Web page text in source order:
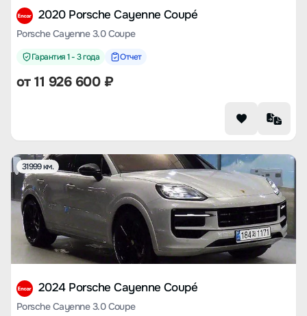
2020 Porsche Cayenne Coupé
Porsche Cayenne 3.0 Coupe
Гарантия 1 - 3 года Отчет
от11 926 600₽
31999 км.
2024 Porsche Cayenne Coupé
Porsche Cayenne 3.0 Coupe